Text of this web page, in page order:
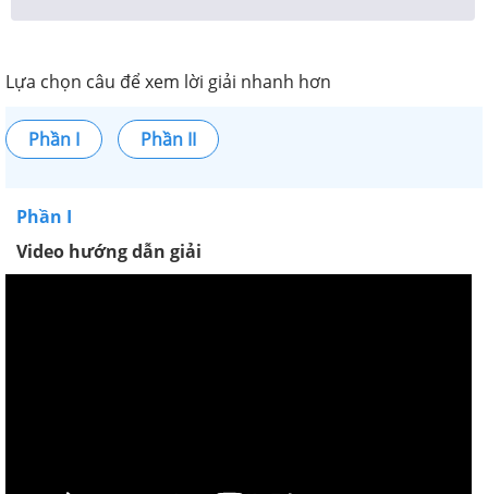
Lựa chọn câu để xem lời giải nhanh hơn
Phần I Phần II
Phần I
Video hướng dẫn giải